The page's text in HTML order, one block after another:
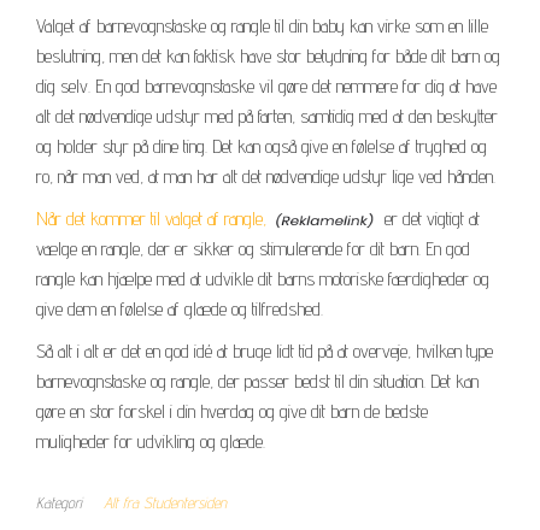
Valget af barnevognstaske og rangle til din baby kan virke som en lille
beslutning, men det kan faktisk have stor betydning for både dit barn og
dig selv. En god barnevognstaske vil gøre det nemmere for dig at have
alt det nødvendige udstyr med på farten, samtidig med at den beskytter
og holder styr på dine ting. Det kan også give en følelse af tryghed og
ro, når man ved, at man har alt det nødvendige udstyr lige ved hånden.
Når det kommer til valget af rangle,
er det vigtigt at
vælge en rangle, der er sikker og stimulerende for dit barn. En god
rangle kan hjælpe med at udvikle dit barns motoriske færdigheder og
give dem en følelse af glæde og tilfredshed.
Så alt i alt er det en god idé at bruge lidt tid på at overveje, hvilken type
barnevognstaske og rangle, der passer bedst til din situation. Det kan
gøre en stor forskel i din hverdag og give dit barn de bedste
muligheder for udvikling og glæde.
Kategori Alt fra Studentersiden